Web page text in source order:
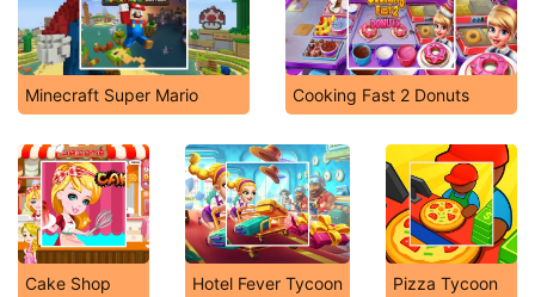
Minecraft Super Mario Cooking Fast 2 Donuts
Cake Shop Hotel Fever Tycoon Pizza Tycoon